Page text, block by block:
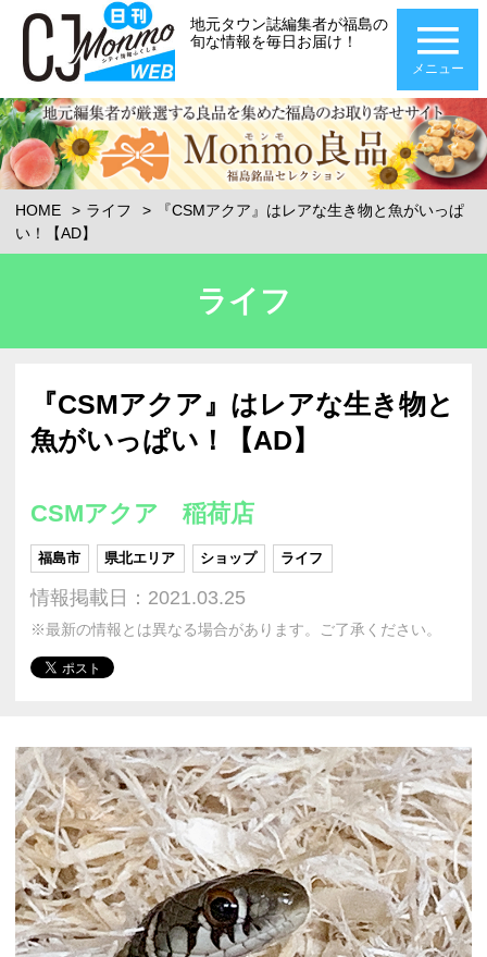
地元タウン誌編集者が福島の
旬な情報を毎日お届け！
メニュー
HOME ライフ
『CSMアクア』はレアな生き物と魚がいっぱ
い！【AD】
ライフ
『CSMアクア』はレアな生き物と
魚がいっぱい！【AD】
CSMアクア 稲荷店
福島市 県北エリア ショップ ライフ
情報掲載日：2021.03.25
※最新の情報とは異なる場合があります。ご了承ください。